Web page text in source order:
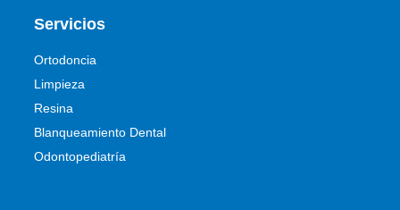
Servicios
Ortodoncia
Limpieza
Resina
Blanqueamiento Dental
Odontopediatría